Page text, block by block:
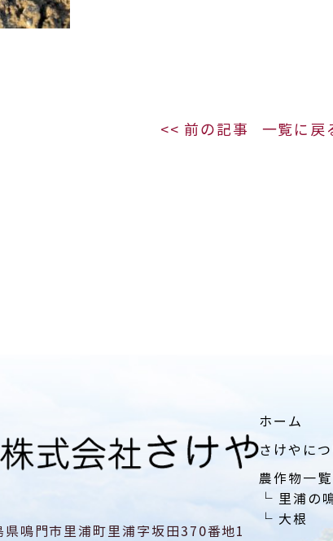
<< 前の記事 一覧に戻
鳴門市里浦町里浦字坂田370番地1
ホーム
さけやに
農作物一覧
└ 里浦の
└ 大根